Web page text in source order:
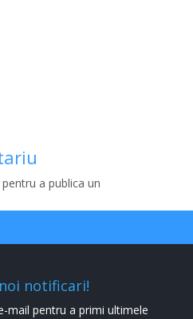
a publica un
notificari!
mail pentru a primi ultimele